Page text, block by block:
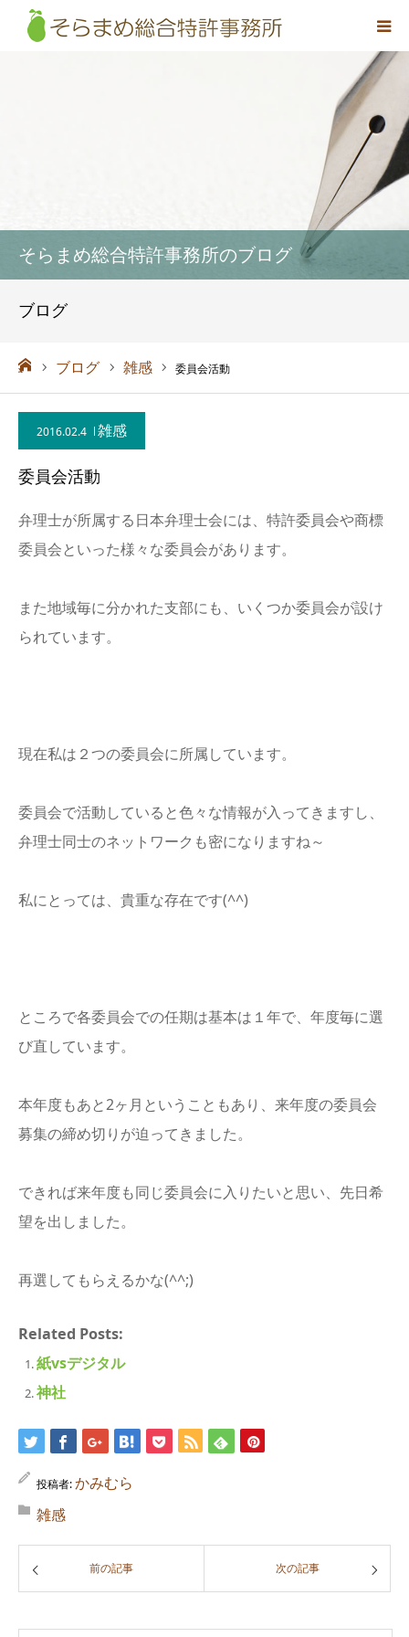
そらまめ総合特許事務所のブログ
ブログ
ム ブログ 雑感 委員会活動
2016.02.4 雑感
委員会活動
弁理士が所属する日本弁理士会には、特許委員会や商標
委員会といった様々な委員会があります。
また地域毎に分かれた支部にも、いくつか委員会が設け
られています。
現在私は２つの委員会に所属しています。
委員会で活動していると色々な情報が入ってきますし、
弁理士同士のネットワークも密になりますね～
私にとっては、貴重な存在です(^^)
ところで各委員会での任期は基本は１年で、年度毎に選
び直しています。
本年度もあと2ヶ月ということもあり、来年度の委員会
募集の締め切りが迫ってきました。
できれば来年度も同じ委員会に入りたいと思い、先日希
望を出しました。
再選してもらえるかな(^^;)
Related Posts:
紙vsデジタル
神社
投稿者:かみむら
雑感
前の記事 次の記事
料金
採用情報